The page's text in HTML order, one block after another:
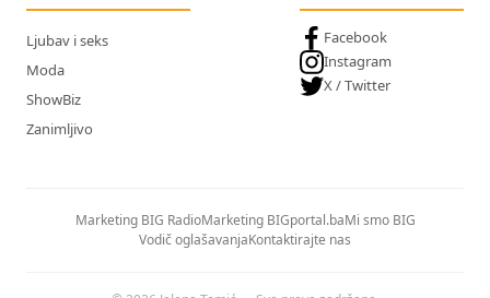
Ljubav i seks
Moda
ShowBiz
Zanimljivo
Facebook
Instagram
X / Twitter
Marketing BIG RadioMarketing BIGportal.baMi smo BIG
Vodič oglašavanjaKontaktirajte nas